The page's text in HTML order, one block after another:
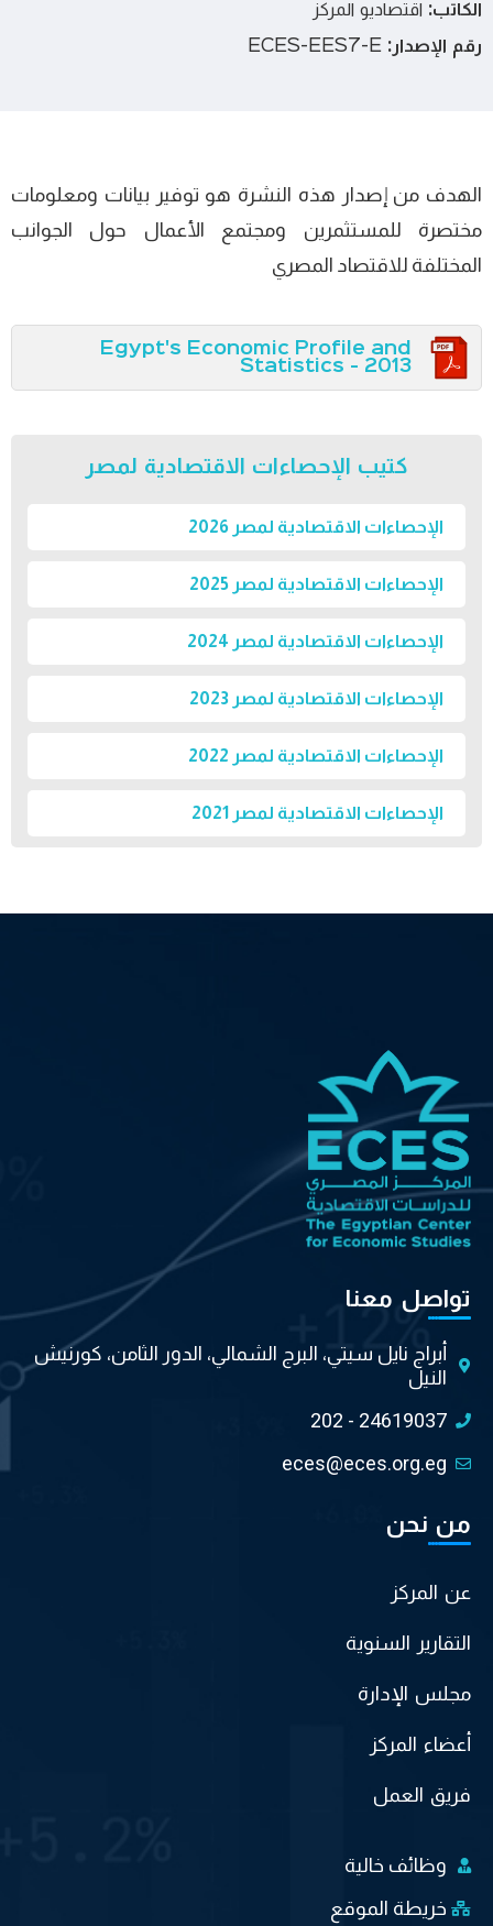
الكاتب: اقتصاديو المركز
رقم الإصدار:
الهدف من إصدار هذه النشرة هو توفير بيانات ومعلومات
مختصرة للمستثمرين ومجتمع الأعمال حول الجوانب
المختلفة للاقتصاد المصري
Egypt's Economic Profile and
Statistics - 2013
كتيب الإحصاءات الاقتصادية لمصر
الإحصاءات الاقتصادية لمصر 2026
الإحصاءات الاقتصادية لمصر 2025
الإحصاءات الاقتصادية لمصر 2024
الإحصاءات الاقتصادية لمصر 2023
الإحصاءات الاقتصادية لمصر 2022
الإحصاءات الاقتصادية لمصر 2021
تواصل معنا
أبراج نايل سيتي، البرج الشمالي، الدور الثامن، كورنيش
النيل
202 - 24619037
eces@eces.org.eg
من نحن
عن المركز
التقارير السنوية
مجلس الإدارة
أعضاء المركز
فريق العمل
وظائف خالية
خريطة الموقع